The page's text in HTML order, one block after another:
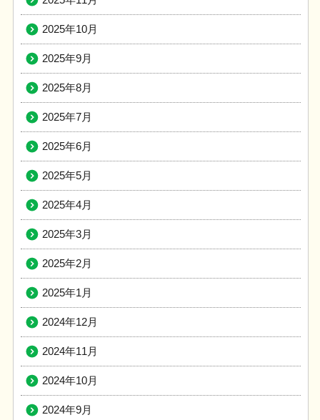
2025年10月
2025年9月
2025年8月
2025年7月
2025年6月
2025年5月
2025年4月
2025年3月
2025年2月
2025年1月
2024年12月
2024年11月
2024年10月
2024年9月